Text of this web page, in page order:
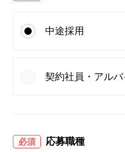
中途採用
契約社員・アルバ
必須
応募職種